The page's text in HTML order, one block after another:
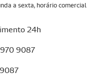
a sexta, horário comercial
24h
9087